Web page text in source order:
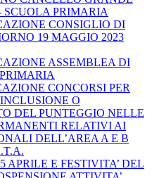
PRIMARIA
CONSIGLIO DI
19 MAGGIO 2023
ASSEMBLEA DI
CONCORSI PER
O
DEL PUNTEGGIO NELLE
RELATIVI AI
DELL’AREA A E B
APRILE E FESTIVITA’ DEL